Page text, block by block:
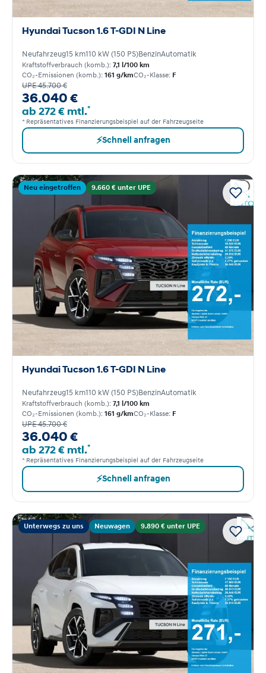
Hyundai Tucson 1.6 T-GDI N Line
Neufahrzeug15 km110 kW (150 PS)BenzinAutomatik
Kraftstoffverbrauch (komb.): 7,1 l/100 km
CO₂-Emissionen (komb.): 161 g/kmCO₂-Klasse: F
UPE 45.700 €
36.040 €
ab 272 € mtl.*
* Repräsentatives Finanzierungsbeispiel auf der Fahrzeugseite
⚡Schnell anfragen
Neu eingetroffen 9.660 € unter UPE
Hyundai Tucson 1.6 T-GDI N Line
Neufahrzeug15 km110 kW (150 PS)BenzinAutomatik
Kraftstoffverbrauch (komb.): 7,1 l/100 km
CO₂-Emissionen (komb.): 161 g/kmCO₂-Klasse: F
UPE 45.700 €
36.040 €
ab 272 € mtl.*
* Repräsentatives Finanzierungsbeispiel auf der Fahrzeugseite
⚡Schnell anfragen
Unterwegs zu uns Neuwagen 9.890 € unter UPE